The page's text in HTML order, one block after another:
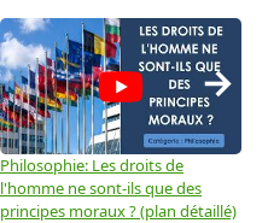
Philosophie: Les droits de
l'homme ne sont-ils que des
principes moraux ? (plan détaillé)
→